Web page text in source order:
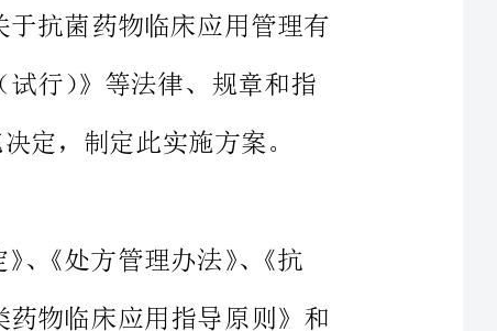
全面贯彻落实《医疗机构药事管理规定》、《处方管理办法》、《抗
菌药物临床应用指导原则》、《糖皮质激素类药物临床应用指导原则》和